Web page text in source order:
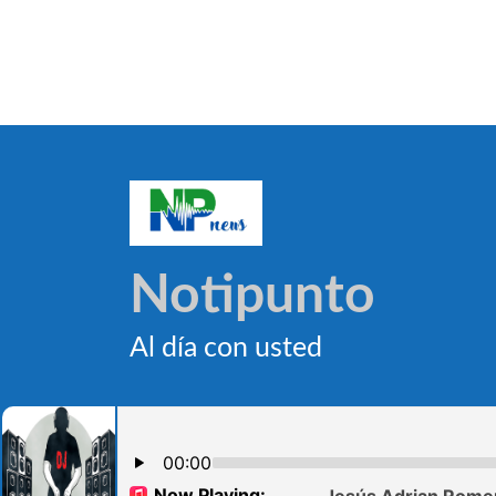
Notipunto
Al día con usted